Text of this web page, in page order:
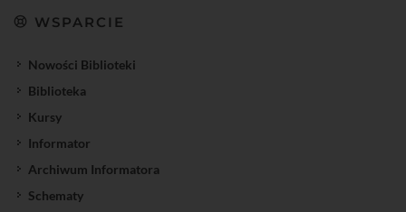
WSPARCIE
Nowości Biblioteki
Biblioteka
Kursy
Informator
Archiwum Informatora
Schematy